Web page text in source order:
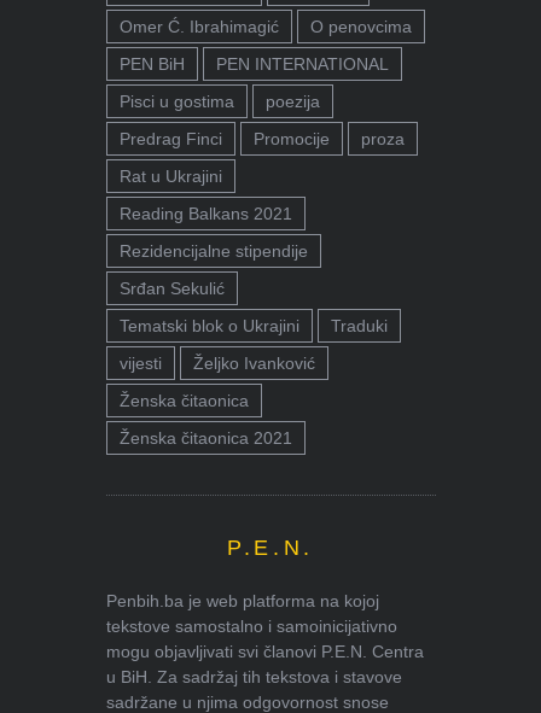
Omer Ć. Ibrahimagić
O penovcima
PEN BiH
PEN INTERNATIONAL
Pisci u gostima
poezija
Predrag Finci
Promocije
proza
Rat u Ukrajini
Reading Balkans 2021
Rezidencijalne stipendije
Srđan Sekulić
Tematski blok o Ukrajini
Traduki
vijesti
Željko Ivanković
Ženska čitaonica
Ženska čitaonica 2021
P.E.N.
Penbih.ba je web platforma na kojoj
tekstove samostalno i samoinicijativno
mogu objavljivati svi članovi P.E.N. Centra
u BiH. Za sadržaj tih tekstova i stavove
sadržane u njima odgovornost snose